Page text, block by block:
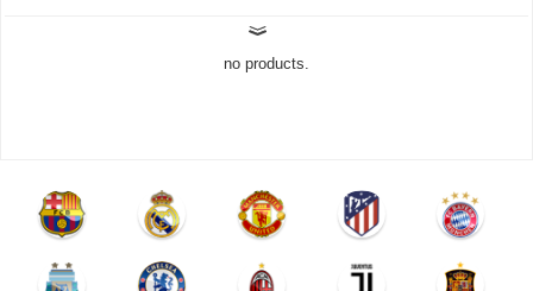
no products.